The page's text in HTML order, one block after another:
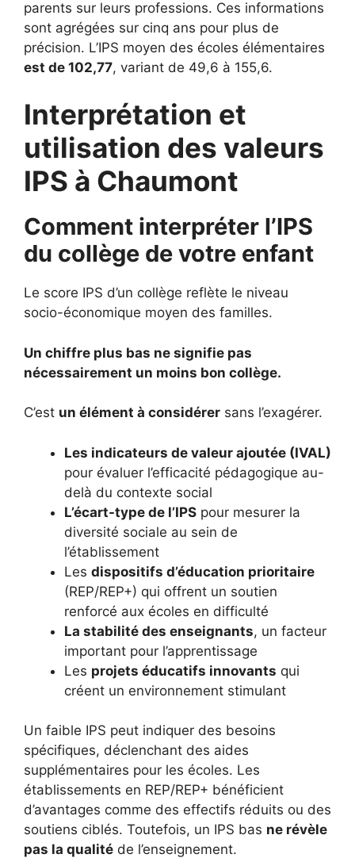
parents sur leurs professions. Ces informations
sont agrégées sur cinq ans pour plus de
précision. L’IPS moyen des écoles élémentaires
est de 102,77, variant de 49,6 à 155,6.
Interprétation et
utilisation des valeurs
IPS à Chaumont
Comment interpréter l’IPS
du collège de votre enfant
Le score IPS d’un collège reflète le niveau
socio-économique moyen des familles.
Un chiffre plus bas ne signifie pas
nécessairement un moins bon collège.
C’est un élément à considérer sans l’exagérer.
Les indicateurs de valeur ajoutée (IVAL)
pour évaluer l’efficacité pédagogique au-
delà du contexte social
L’écart-type de l’IPS pour mesurer la
diversité sociale au sein de
l’établissement
Les dispositifs d’éducation prioritaire
(REP/REP+) qui offrent un soutien
renforcé aux écoles en difficulté
La stabilité des enseignants, un facteur
important pour l’apprentissage
Les projets éducatifs innovants qui
créent un environnement stimulant
Un faible IPS peut indiquer des besoins
spécifiques, déclenchant des aides
supplémentaires pour les écoles. Les
établissements en REP/REP+ bénéficient
d’avantages comme des effectifs réduits ou des
soutiens ciblés. Toutefois, un IPS bas ne révèle
pas la qualité de l’enseignement.